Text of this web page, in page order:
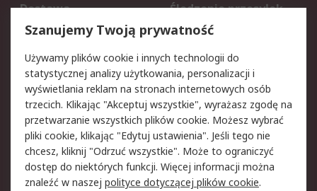
Dostawa
Śledzenie przesyłek
Reklamacje i zwroty
Rejestracja
Aspekty prawne
Bezpieczeństwo e-
maila
Polityka dotycząca
plików cookie
Polityka prywatności
Użytkowanie witryny
Zastrzeżenia prawne
Warunki Sprzedaży
Szanujemy Twoją prywatność
Używamy plików cookie i innych technologii do
statystycznej analizy użytkowania, personalizacji i
wyświetlania reklam na stronach internetowych osób
trzecich. Klikając "Akceptuj wszystkie", wyrażasz zgodę na
przetwarzanie wszystkich plików cookie. Możesz wybrać
pliki cookie, klikając "Edytuj ustawienia". Jeśli tego nie
chcesz, kliknij "Odrzuć wszystkie". Może to ograniczyć
dostęp do niektórych funkcji. Więcej informacji można
znaleźć w naszej polityce dotyczącej plików cookie.